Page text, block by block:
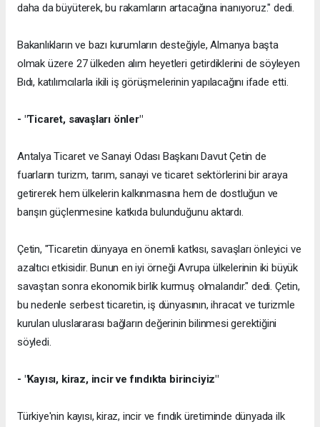
daha da büyüterek, bu rakamların artacağına inanıyoruz." dedi.
Bakanlıkların ve bazı kurumların desteğiyle, Almanya başta
olmak üzere 27 ülkeden alım heyetleri getirdiklerini de söyleyen
Bıdı, katılımcılarla ikili iş görüşmelerinin yapılacağını ifade etti.
- "Ticaret, savaşları önler"
Antalya Ticaret ve Sanayi Odası Başkanı Davut Çetin de
fuarların turizm, tarım, sanayi ve ticaret sektörlerini bir araya
getirerek hem ülkelerin kalkınmasına hem de dostluğun ve
barışın güçlenmesine katkıda bulunduğunu aktardı.
Çetin, "Ticaretin dünyaya en önemli katkısı, savaşları önleyici ve
azaltıcı etkisidir. Bunun en iyi örneği Avrupa ülkelerinin iki büyük
savaştan sonra ekonomik birlik kurmuş olmalarıdır." dedi. Çetin,
bu nedenle serbest ticaretin, iş dünyasının, ihracat ve turizmle
kurulan uluslararası bağların değerinin bilinmesi gerektiğini
söyledi.
- "Kayısı, kiraz, incir ve fındıkta birinciyiz"
Türkiye'nin kayısı, kiraz, incir ve fındık üretiminde dünyada ilk